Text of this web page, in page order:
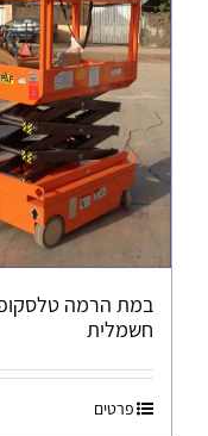
במת הרמה
חשמלית
פרטים